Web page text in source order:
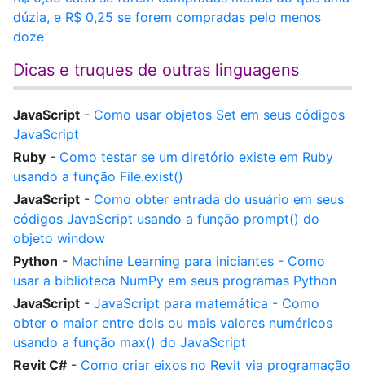
dúzia, e R$ 0,25 se forem compradas pelo menos
doze
Dicas e truques de outras linguagens
JavaScript - Como usar objetos Set em seus códigos
JavaScript
Ruby - Como testar se um diretório existe em Ruby
usando a função File.exist()
JavaScript - Como obter entrada do usuário em seus
códigos JavaScript usando a função prompt() do
objeto window
Python - Machine Learning para iniciantes - Como
usar a biblioteca NumPy em seus programas Python
JavaScript - JavaScript para matemática - Como
obter o maior entre dois ou mais valores numéricos
usando a função max() do JavaScript
Revit C# - Como criar eixos no Revit via programação